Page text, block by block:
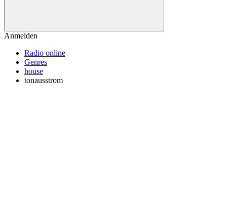
Anmelden
Radio online
Genres
house
tonausstrom